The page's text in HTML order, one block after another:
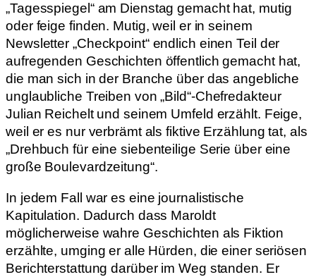
„Tagesspiegel“ am Dienstag gemacht hat, mutig
oder feige finden. Mutig, weil er in seinem
Newsletter „Checkpoint“ endlich einen Teil der
aufregenden Geschichten öffentlich gemacht hat,
die man sich in der Branche über das angebliche
unglaubliche Treiben von „Bild“-Chefredakteur
Julian Reichelt und seinem Umfeld erzählt. Feige,
weil er es nur verbrämt als fiktive Erzählung tat, als
„Drehbuch für eine siebenteilige Serie über eine
große Boulevardzeitung“.
In jedem Fall war es eine journalistische
Kapitulation. Dadurch dass Maroldt
möglicherweise wahre Geschichten als Fiktion
erzählte, umging er alle Hürden, die einer seriösen
Berichterstattung darüber im Weg standen. Er